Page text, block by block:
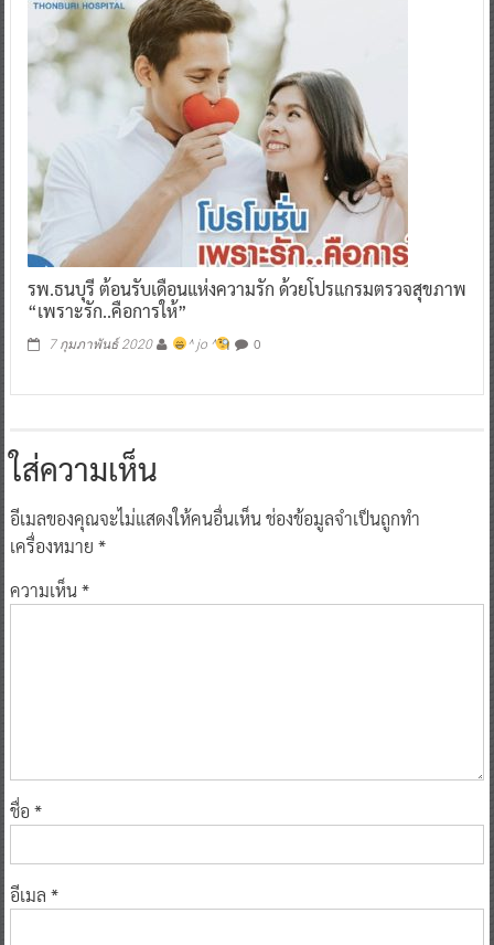
รพ.ธนบุรี ต้อนรับเดือนแห่งความรัก ด้วยโปรแกรมตรวจสุขภาพ
“เพราะรัก..คือการให้”
7 กุมภาพันธ์ 2020 ^ jo ^ 0
ใส่ความเห็น
อีเมลของคุณจะไม่แสดงให้คนอื่นเห็นช่องข้อมูลจำเป็นถูกทำ
เครื่องหมาย *
ความเห็น*
ชื่อ *
อีเมล *